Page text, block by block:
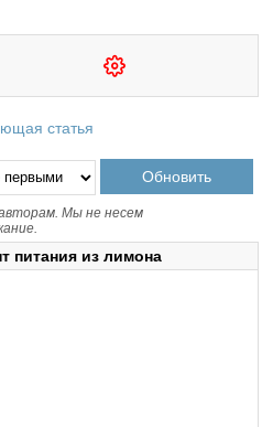
статья
Мы не несем
питания из лимона